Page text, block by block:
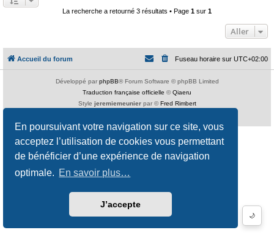
En poursuivant votre navigation sur ce site, vous
acceptez l’utilisation de cookies vous permettant
de bénéficier d’une expérience de navigation
optimale. En savoir plus…
J’accepte
🌙
La recherche a retourné 3 résultats • Page 1 sur 1
Aller
Accueil du forum Fuseau horaire sur UTC+02:00
Développé par phpBB® Forum Software © phpBB Limited
Traduction française officielle ©Qiaeru
Style jeremiemeunierpar © Fred Rimbert